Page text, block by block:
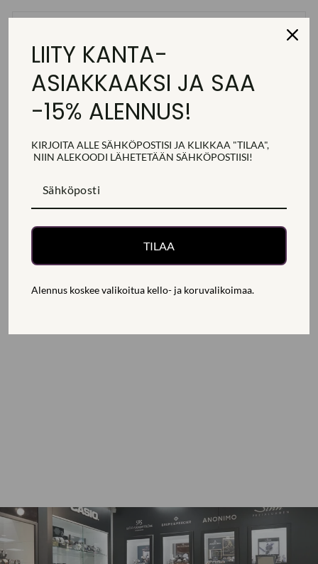
TOIMITUS, PALAUTUS JA MAKSAMINEN
KYSY LISÄTIETOJA
Jaa
Jaa
Jaa
Jaa
Jaa
Jaa
SAATAT PITÄÄ MYÖS NÄISTÄ
LIITY KANTA-
ASIAKKAAKSI JA SAA
-15% ALENNUS!
KIRJOITA ALLE SÄHKÖPOSTISI JA KLIKKAA "TILAA",
NIIN ALEKOODI LÄHETETÄÄN SÄHKÖPOSTIISI!
TILAA
Alennus koskee valikoitua kello- ja koruvalikoimaa.